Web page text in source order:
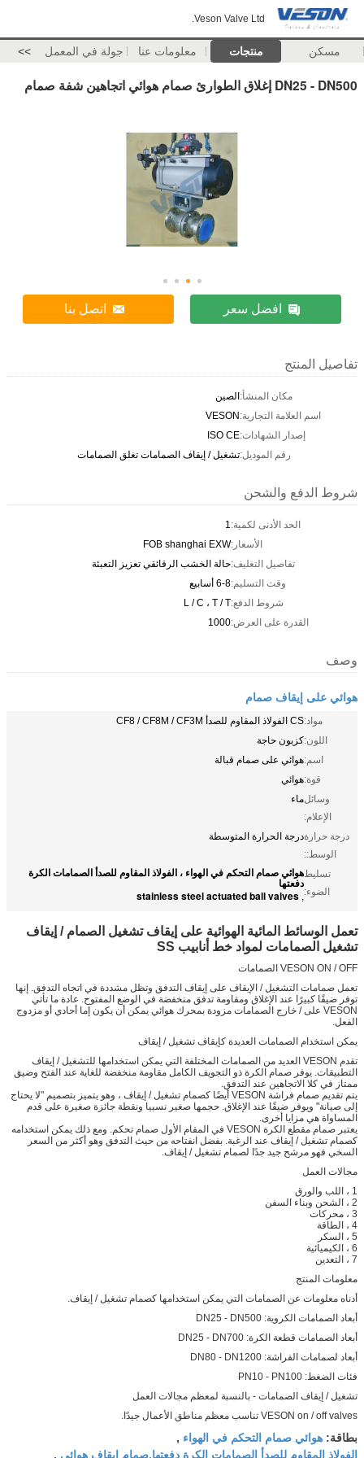
Veson Valve Ltd.
مسكن منتجات معلومات عنا جولة في المعمل >>
DN25 - DN500 إغلاق الطوارئ صمام هوائي اتجاهين شفة صمام
افضل سعر اتصل بنا
تفاصيل المنتج
مكان المنشأ:الصين
اسم العلامة التجارية:VESON
إصدار الشهادات:ISO CE
رقم الموديل:تشغيل / إيقاف الصمامات تغلق الصمامات
شروط الدفع والشحن
الحد الأدنى لكمية:1
الأسعار:FOB shanghai EXW
تفاصيل التغليف:حالة الخشب الرقائقي تعزيز التعبئة
وقت التسليم:6-8 أسابيع
شروط الدفع:L / C ، T / T
القدرة على العرض:1000
وصف
هوائي على إيقاف صمام
مواد:CS الفولاذ المقاوم للصدأ CF8 / CF8M / CF3M
اللون:كزبون حاجة
اسم:هوائي على صمام قبالة
قوة:هوائي
وسائل
الإعلام:
ماء
درجة حرارة
الوسط::
درجة الحرارة المتوسطة
تسليط
الضوء:
هوائي صمام التحكم في الهواء ، الفولاذ المقاوم للصدأ الصمامات الكرة
دفعتها
,
stainless steel actuated ball valves
تعمل الوسائط المائية الهوائية على إيقاف تشغيل الصمام / إيقاف
تشغيل الصمامات لمواد خط أنابيب SS
VESON ON / OFF الصمامات
تعمل صمامات التشغيل / الإيقاف على إيقاف التدفق وتظل مشددة في اتجاه التدفق. إنها
توفر ضيقًا كبيرًا عند الإغلاق ومقاومة تدفق منخفضة في الوضع المفتوح. عادة ما تأتي
VESON على / خارج الصمامات مزودة بمحرك هوائي يمكن أن يكون إما أحادي أو مزدوج
الفعل.
يمكن استخدام الصمامات العديدة كإيقاف تشغيل / إيقاف
تقدم VESON العديد من الصمامات المختلفة التي يمكن استخدامها للتشغيل / إيقاف
التطبيقات. يوفر صمام الكرة ذو التجويف الكامل مقاومة منخفضة للغاية عند الفتح وضيق
ممتاز في كلا الاتجاهين عند التدفق.
يتم تقديم صمام فراشة VESON أيضًا كصمام تشغيل / إيقاف ، وهو يتميز بتصميم "لا يحتاج
إلى صيانة" ويوفر ضيقًا عند الإغلاق. حجمها صغير نسبيا ونقطة جائزة صغيرة على قدم
المساواة هي مزايا أخرى.
يعتبر صمام مقطع الكرة VESON في المقام الأول صمام تحكم. ومع ذلك يمكن استخدامه
كصمام تشغيل / إيقاف عند الرغبة. بفضل انفتاحه من حيث التدفق وهو أكثر من السعر
السخي فهو مرشح جيد جدًا لصمام تشغيل / إيقاف.
مجالات العمل
1 ، اللب والورق
2 ، الشحن وبناء السفن
3 ، محركات
4 ، الطاقة
5 ، السكر
6 ، الكيميائية
7 ، التعدين
معلومات المنتج
أدناه معلومات عن الصمامات التي يمكن استخدامها كصمام تشغيل / إيقاف.
أبعاد الصمامات الكروية: DN25 - DN500
أبعاد الصمامات قطعة الكرة: DN25 - DN700
أبعاد لصمامات الفراشة: DN80 - DN1200
فئات الضغط: PN10 - PN100
تشغيل / إيقاف الصمامات - بالنسبة لمعظم مجالات العمل
VESON on / off valves تناسب معظم مناطق الأعمال جيدًا.
بطاقة: هوائي صمام التحكم في الهواء ,
الفولاذ المقاوم للصدأ الصمامات الكرة دفعتها,صمام إيقاف هوائي ,